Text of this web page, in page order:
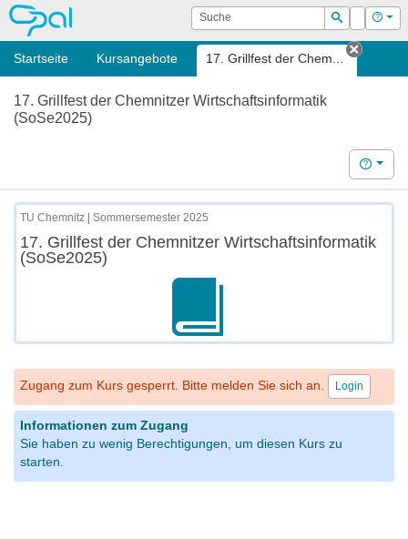
OPAL Suche
Suchen
Login Hilfe
Startseite Kursangebote 17. Grillfest der Chem...
Tab
17. Grillfest der Chemnitzer Wirtschaftsinformatik
(SoSe2025)
Hilfe
TU Chemnitz | Sommersemester 2025
17. Grillfest der Chemnitzer Wirtschaftsinformatik
(SoSe2025)
Zugang zum Kurs gesperrt. Bitte melden Sie sich an. Login
Informationen zum Zugang
Sie haben zu wenig Berechtigungen, um diesen Kurs zu
starten.